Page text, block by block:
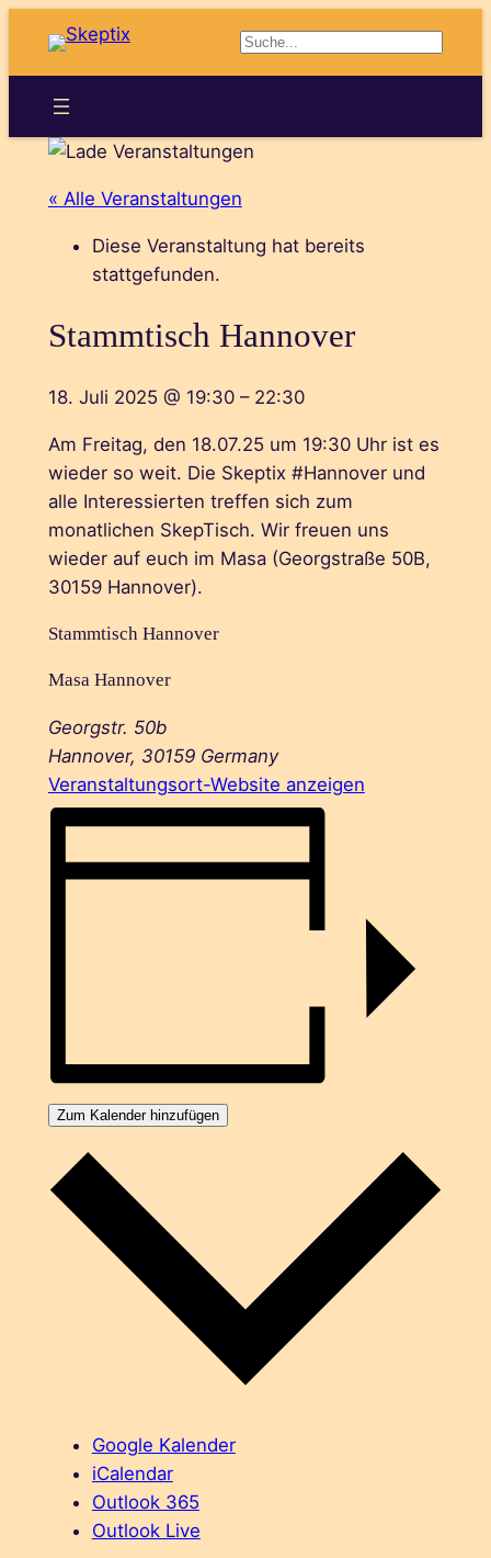
Suchen
« Alle Veranstaltungen
Diese Veranstaltung hat bereits
stattgefunden.
Stammtisch Hannover
18. Juli 2025 @ 19:30 – 22:30
Am Freitag, den 18.07.25 um 19:30 Uhr ist es
wieder so weit. Die Skeptix #Hannover und
alle Interessierten treffen sich zum
monatlichen SkepTisch. Wir freuen uns
wieder auf euch im Masa (Georgstraße 50B,
30159 Hannover).
Stammtisch Hannover
Masa Hannover
Georgstr. 50b
Hannover, 30159 Germany
Veranstaltungsort-Website anzeigen
Zum Kalender hinzufügen
Google Kalender
iCalendar
Outlook 365
Outlook Live